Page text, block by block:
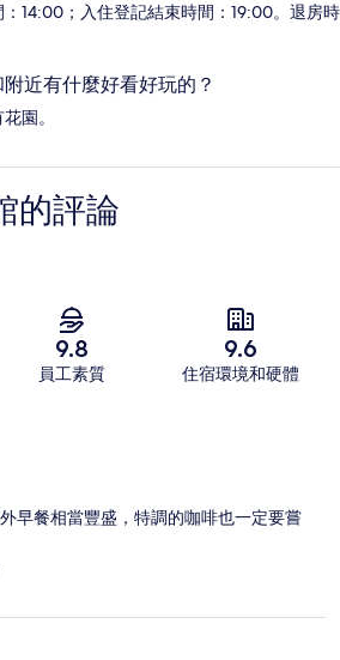
：14:00；入住登記結束時間：19:00。退房時
近有什麼好看好玩的？
園。
的評論
9.8
員工素質
9.6
住宿環境和硬體
早餐相當豐盛，特調的咖啡也一定要嘗